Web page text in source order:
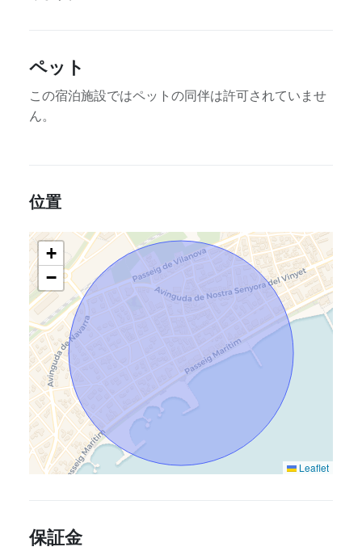
ペット
この宿泊施設ではペットの同伴は許可されていませ
ん。
位置
+
−
Leaflet
保証金